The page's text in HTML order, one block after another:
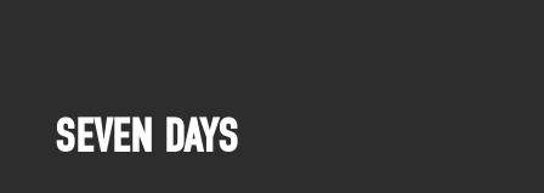
SEVEN DAYS